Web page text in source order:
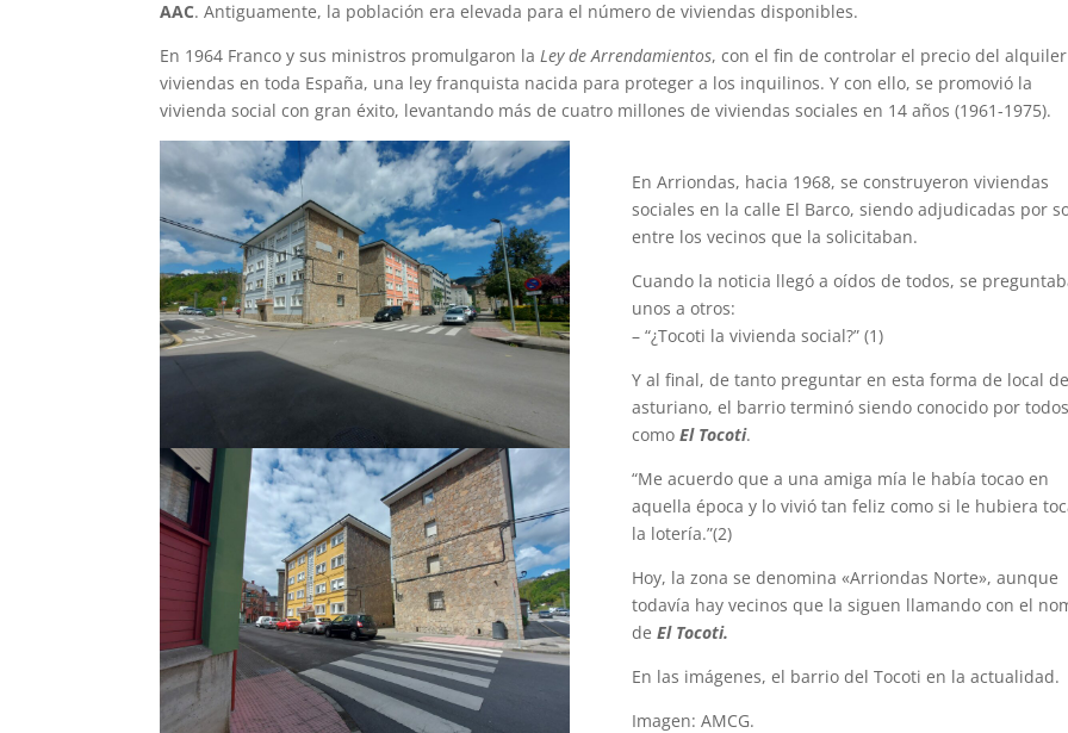
AAC. Antiguamente, la población era elevada para el número de viviendas disponibles.
En 1964 Franco y sus ministros promulgaron la Ley de Arrendamientos, con el fin de controlar el precio del
viviendas en toda España, una ley franquista nacida para proteger a los inquilinos. Y con ello, se promovió la
vivienda social con gran éxito, levantando más de cuatro millones de viviendas sociales en 14 años (1961-1975).
En Arriondas, hacia 1968, se construyeron viviendas
sociales en la calle El Barco, siendo adjudicadas por
entre los vecinos que la solicitaban.
Cuando la noticia llegó a oídos de todos, se
unos a otros:
– “¿Tocoti la vivienda social?” (1)
Y al final, de tanto preguntar en esta forma de local
asturiano, el barrio terminó siendo conocido por todos
comoEl Tocoti.
“Me acuerdo que a una amiga mía le había tocao en
aquella época y lo vivió tan feliz como si le hubiera
la lotería.”(2)
Hoy, la zona se denomina «Arriondas Norte», aunque
todavía hay vecinos que la siguen llamando con el
deEl Tocoti.
En las imágenes, el barrio del Tocoti en la actualidad.
Imagen: AMCG.